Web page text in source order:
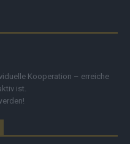
Kooperation – erreiche
ist.